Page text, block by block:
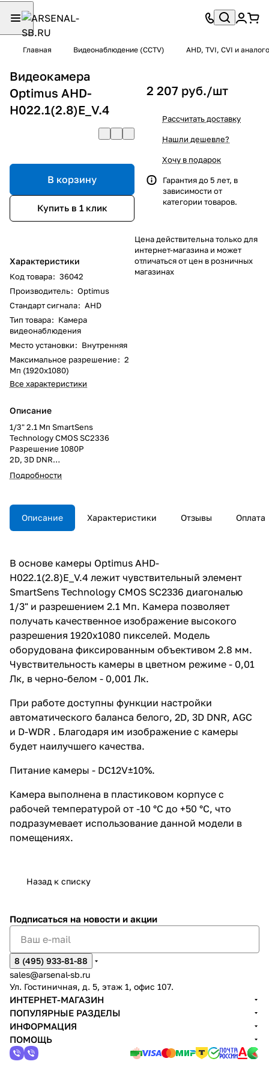
Главная Видеонаблюдение (CCTV) AHD, TVI, CVI и
Видеокамера
Optimus AHD-
H022.1(2.8)E_V.4
В корзину
Купить в 1 клик
Характеристики
Код товара: 36042
Производитель: Optimus
Стандарт сигнала: AHD
Тип товара: Камера
видеонаблюдения
Место установки: Внутренняя
Максимальное разрешение: 2
Мп (1920x1080)
Все характеристики
Описание
1/3" 2.1 Мп SmartSens
Technology CMOS SC2336
Разрешение 1080P
2D, 3D DNR
Режим день/ночь
Подробности
2 207 руб./шт
Рассчитать доставку
Нашли дешевле?
Хочу в подарок
Гарантия до 5 лет, в
зависимости от
категории товаров.
Цена действительна только для
интернет-магазина и может
отличаться от цен в розничных
магазинах
Описание Характеристики Отзывы Оплата
В основе камеры Optimus AHD-
H022.1(2.8)E_V.4 лежит чувствительный элемент
SmartSens Technology CMOS SC2336 диагональю
1/3" и разрешением 2.1 Мп. Камера позволяет
получать качественное изображение высокого
разрешения 1920х1080 пикселей. Модель
оборудована фиксированным объективом 2.8 мм.
Чувствительность камеры в цветном режиме - 0,01
Лк, в черно-белом - 0,001 Лк.
При работе доступны функции настройки
автоматического баланса белого, 2D, 3D DNR, AGC
и D-WDR . Благодаря им изображение с камеры
будет наилучшего качества.
Питание камеры - DC12V±10%.
Камера выполнена в пластиковом корпусе с
рабочей температурой от -10 °С до +50 °С, что
подразумевает использование данной модели в
помещениях.
Назад к списку
Подписаться на новости и акции
8 (495) 933-81-88
sales@arsenal-sb.ru
Ул. Гостиничная, д. 5, этаж 1, офис 107.
ИНТЕРНЕТ-МАГАЗИН
ПОПУЛЯРНЫЕ РАЗДЕЛЫ
ИНФОРМАЦИЯ
ПОМОЩЬ